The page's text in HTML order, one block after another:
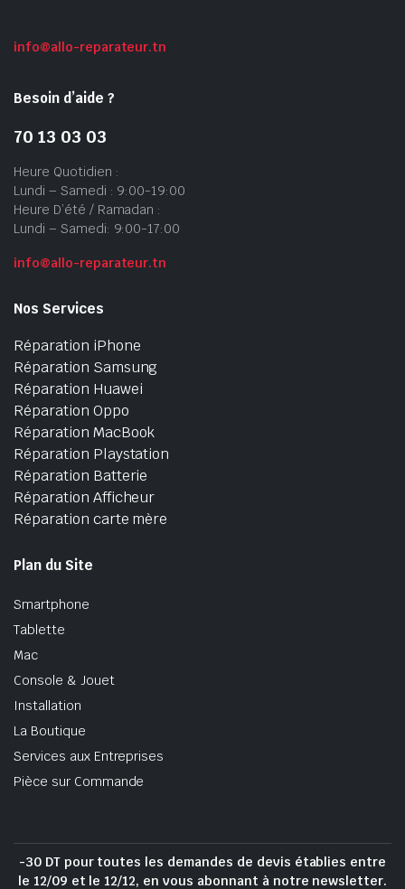
info@allo-reparateur.tn
Besoin d’aide ?
70 13 03 03
Heure Quotidien :
Lundi – Samedi : 9:00-19:00
Heure D’été / Ramadan :
Lundi – Samedi: 9:00-17:00
info@allo-reparateur.tn
Nos Services
Réparation iPhone
Réparation Samsung
Réparation Huawei
Réparation Oppo
Réparation MacBook
Réparation Playstation
Réparation Batterie
Réparation Afficheur
Réparation carte mère
Plan du Site
Smartphone
Tablette
Mac
Console & Jouet
Installation
La Boutique
Services aux Entreprises
Pièce sur Commande
-30 DT pour toutes les demandes de devis établies entre
le 12/09 et le 12/12, en vous abonnant à notre newsletter.